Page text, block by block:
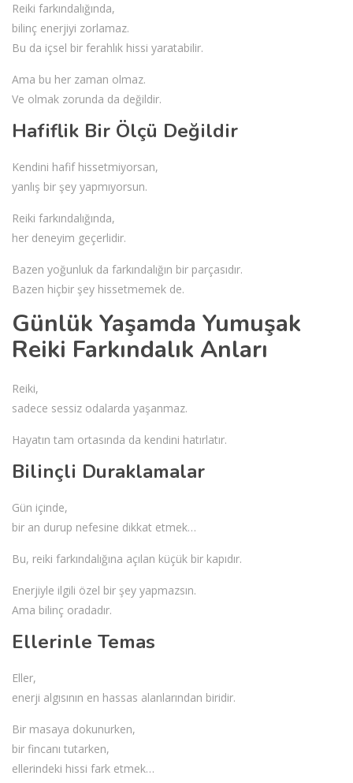
Reiki farkındalığında,
bilinç enerjiyi zorlamaz.
Bu da içsel bir ferahlık hissi yaratabilir.
Ama bu her zaman olmaz.
Ve olmak zorunda da değildir.
Hafiflik Bir Ölçü Değildir
Kendini hafif hissetmiyorsan,
yanlış bir şey yapmıyorsun.
Reiki farkındalığında,
her deneyim geçerlidir.
Bazen yoğunluk da farkındalığın bir parçasıdır.
Bazen hiçbir şey hissetmemek de.
Günlük Yaşamda Yumuşak
Reiki Farkındalık Anları
Reiki,
sadece sessiz odalarda yaşanmaz.
Hayatın tam ortasında da kendini hatırlatır.
Bilinçli Duraklamalar
Gün içinde,
bir an durup nefesine dikkat etmek…
Bu, reiki farkındalığına açılan küçük bir kapıdır.
Enerjiyle ilgili özel bir şey yapmazsın.
Ama bilinç oradadır.
Ellerinle Temas
Eller,
enerji algısının en hassas alanlarından biridir.
Bir masaya dokunurken,
bir fincanı tutarken,
ellerindeki hissi fark etmek…